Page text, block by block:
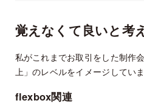
覚えなくて良いと考
私がこれまでお取引をした制作
上」のレベルをイメージしていま
flexbox関連